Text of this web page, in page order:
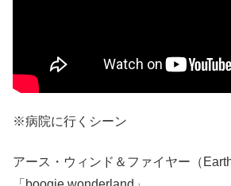
※病院に行くシーン
アース・ウィンド＆ファイヤー（